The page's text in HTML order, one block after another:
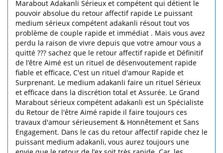
Marabout Adakanli Sérieux et compétent qui détient le
pouvoir absolue du retour affectif rapide Le puissant
medium sérieux compétent adakanli résout tout vos
problème de couple rapide et immédiat . Mais vous avez
perdu la raison de vivre depuis que votre amour vous a
quitté ??? sachez que le retour affectif rapide et Définitif
de l’être Aimé est un rituel de désenvoutement rapide
fiable et efficace, C'est un rituel d'amour Rapide et
Surprenant. Le medium adakanli faire un rituel Sérieux
et efficace dans la discrétion total et Assurée. Le Grand
Marabout sérieux compétent adakanli est un Spécialiste
du Retour de l'être Aimé rapide il faire toujours ces
travaux d'amour sérieusement & Honnêtement et Sans
Engagement. Dans le cas du retour affectif rapide chez le
puissant medium adakanli, vous aurez toujours une